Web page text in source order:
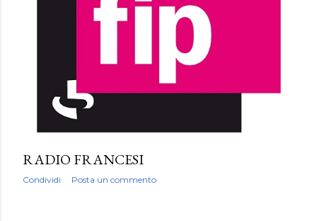
RADIO FRANCESI
Condividi Posta un commento